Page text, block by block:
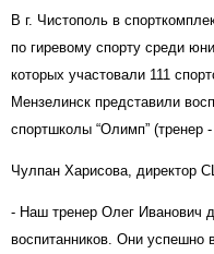
В г. Чистополь в
по гиревому спорту среди
которых участовали 111
Мензелинск представили
спортшколы “Олимп” (тренер
Чулпан Харисова, директор
- Наш тренер Олег Иванович
воспитанников. Они успешно